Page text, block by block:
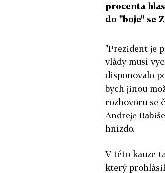
procenta
do "boje" se
"Prezident je
vlády musí
disponovalo
bych jinou
rozhovoru se
Andreje
hnízdo.
V této kauze
který